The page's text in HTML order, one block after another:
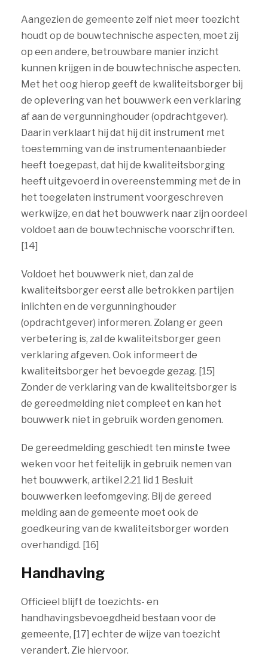
Aangezien de gemeente zelf niet meer toezicht
houdt op de bouwtechnische aspecten, moet zij
op een andere, betrouwbare manier inzicht
kunnen krijgen in de bouwtechnische aspecten.
Met het oog hierop geeft de kwaliteitsborger bij
de oplevering van het bouwwerk een verklaring
af aan de vergunninghouder (opdrachtgever).
Daarin verklaart hij dat hij dit instrument met
toestemming van de instrumentenaanbieder
heeft toegepast, dat hij de kwaliteitsborging
heeft uitgevoerd in overeenstemming met de in
het toegelaten instrument voorgeschreven
werkwijze, en dat het bouwwerk naar zijn oordeel
voldoet aan de bouwtechnische voorschriften.
[14]
Voldoet het bouwwerk niet, dan zal de
kwaliteitsborger eerst alle betrokken partijen
inlichten en de vergunninghouder
(opdrachtgever) informeren. Zolang er geen
verbetering is, zal de kwaliteitsborger geen
verklaring afgeven. Ook informeert de
kwaliteitsborger het bevoegde gezag. [15]
Zonder de verklaring van de kwaliteitsborger is
de gereedmelding niet compleet en kan het
bouwwerk niet in gebruik worden genomen.
De gereedmelding geschiedt ten minste twee
weken voor het feitelijk in gebruik nemen van
het bouwwerk, artikel 2.21 lid 1 Besluit
bouwwerken leefomgeving. Bij de gereed
melding aan de gemeente moet ook de
goedkeuring van de kwaliteitsborger worden
overhandigd. [16]
Handhaving
Officieel blijft de toezichts- en
handhavingsbevoegdheid bestaan voor de
gemeente, [17] echter de wijze van toezicht
verandert. Zie hiervoor.